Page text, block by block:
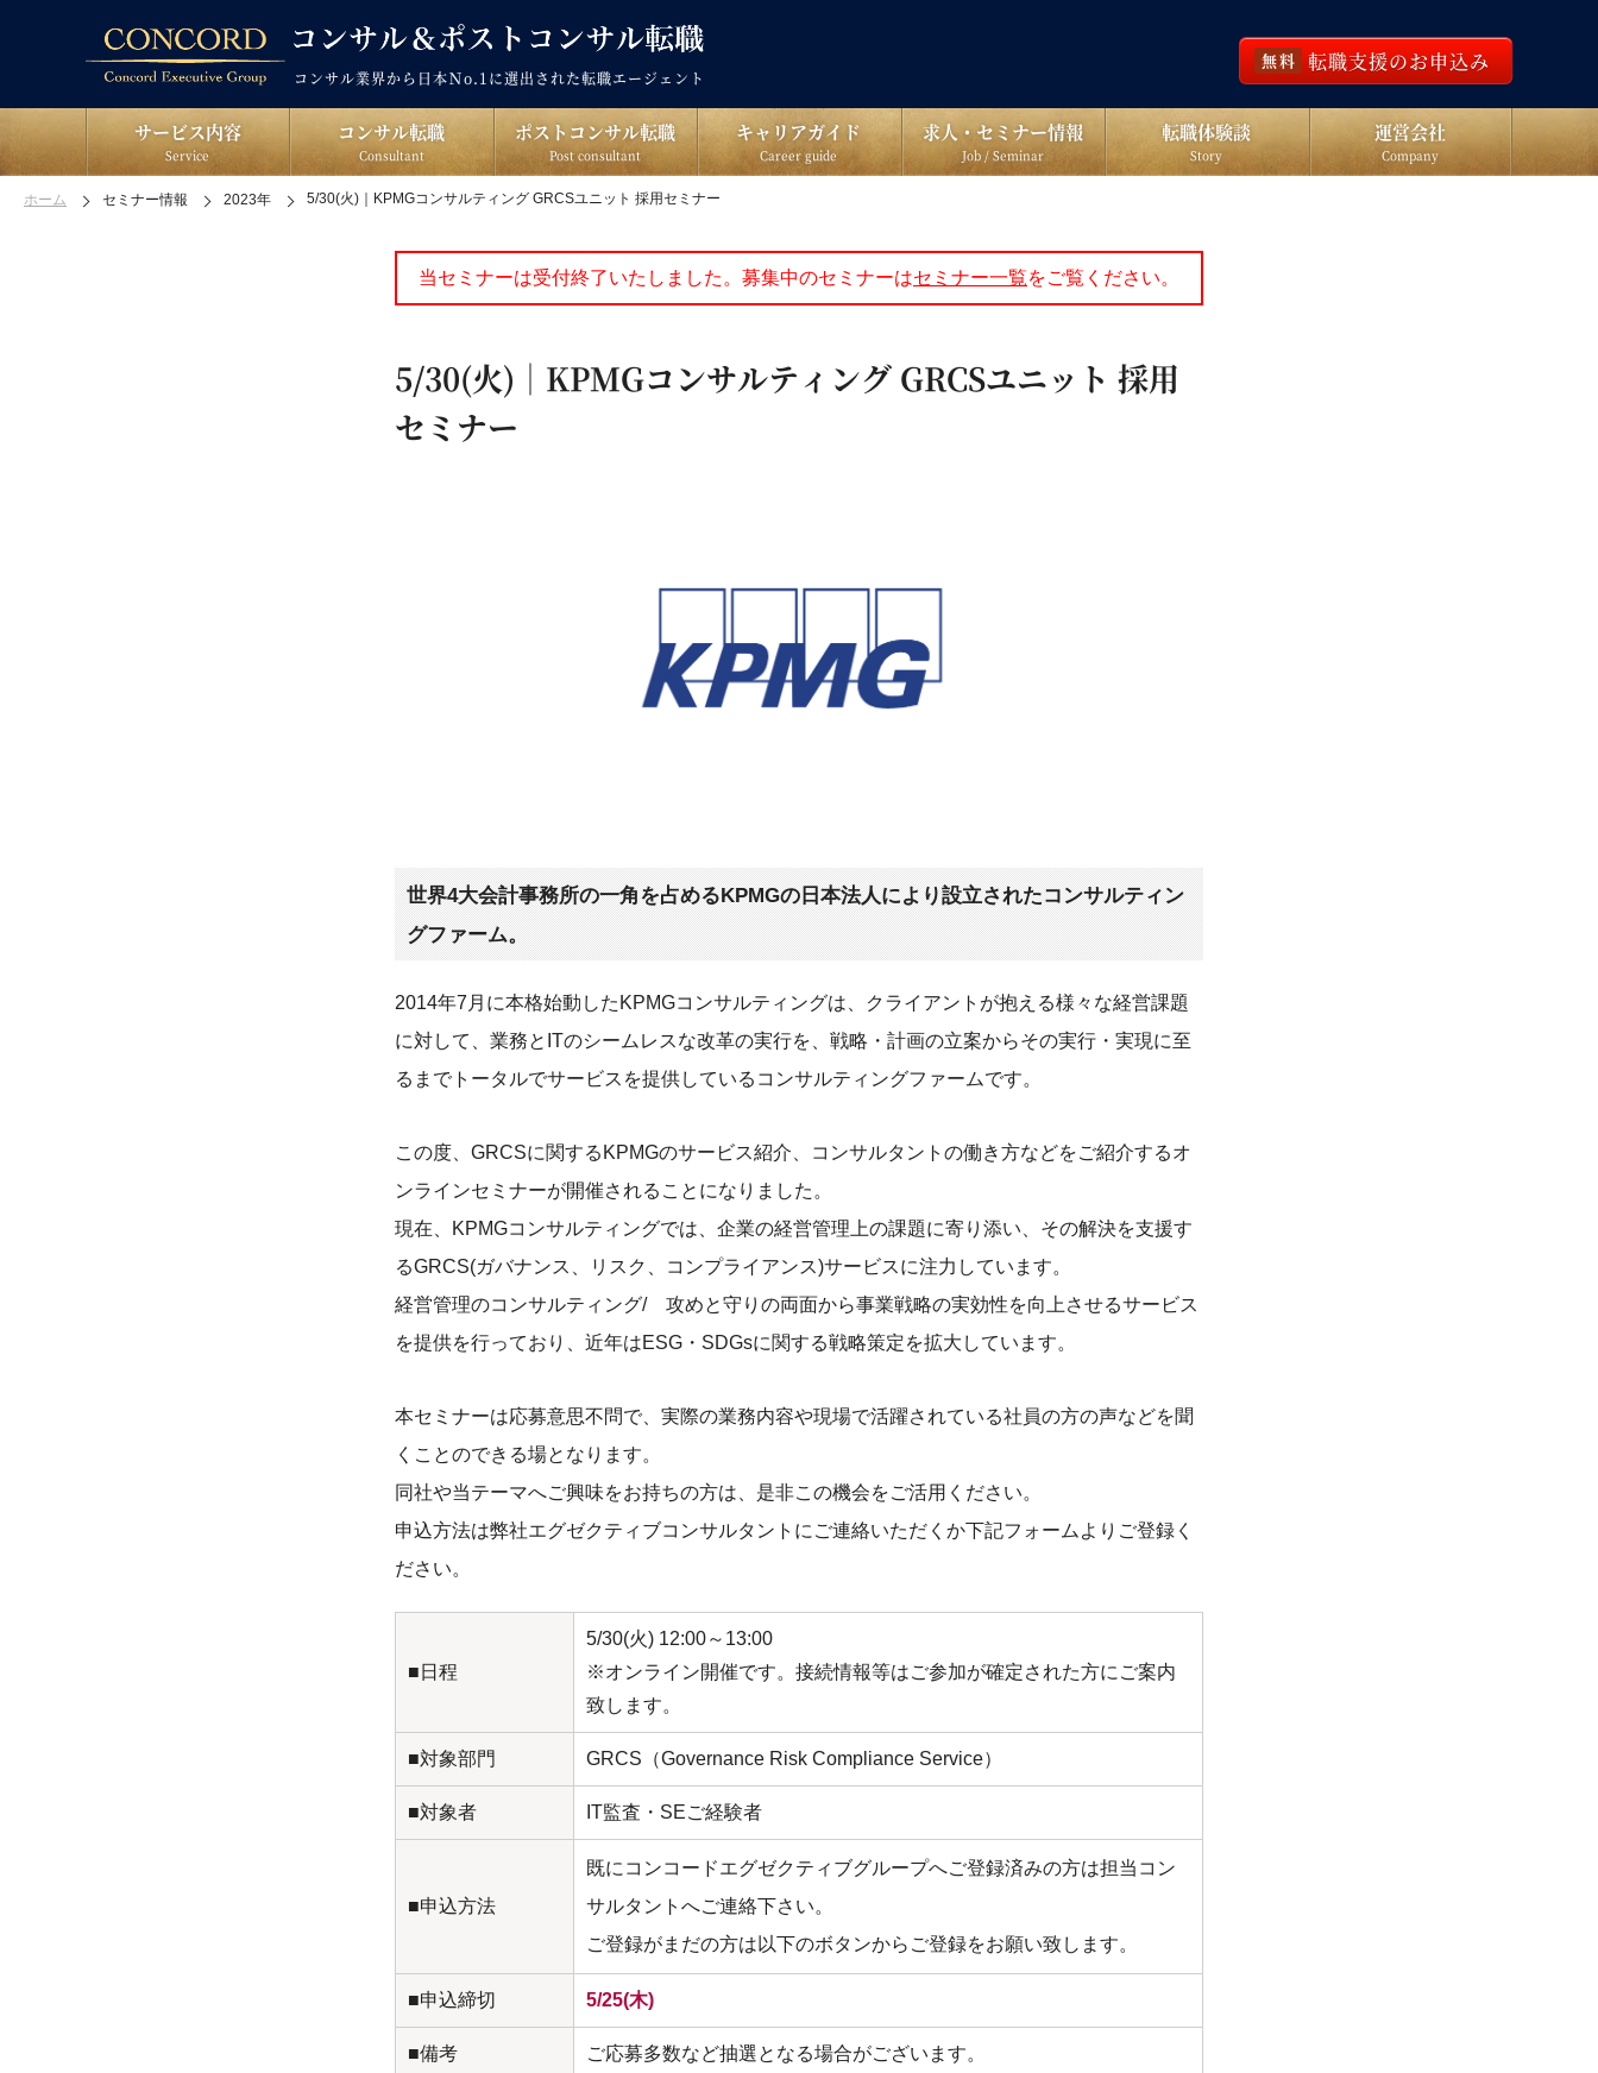
コンサル業界から日本Ｎo.1に選出された転職エージェント
無料 転職支援のお申込み
サービス内容
Service
コンサル転職
Consultant
ポストコンサル転職
Post consultant
キャリアガイド
Career guide
求人・セミナー情報
Job / Seminar
転職体験談
Story
運営会社
Company
ホーム セミナー情報 2023年 5/30(火)｜KPMGコンサルティング GRCSユニット 採用セミナー
当セミナーは受付終了いたしました。募集中のセミナーはセミナー一覧をご覧ください。
5/30(火)｜KPMGコンサルティング GRCSユニット 採用
セミナー
世界4大会計事務所の一角を占めるKPMGの日本法人により設立されたコンサルティン
グファーム。
2014年7月に本格始動したKPMGコンサルティングは、クライアントが抱える様々な経営課題
に対して、業務とITのシームレスな改革の実行を、戦略・計画の立案からその実行・実現に至
るまでトータルでサービスを提供しているコンサルティングファームです。
この度、GRCSに関するKPMGのサービス紹介、コンサルタントの働き方などをご紹介するオ
ンラインセミナーが開催されることになりました。
現在、KPMGコンサルティングでは、企業の経営管理上の課題に寄り添い、その解決を支援す
るGRCS(ガバナンス、リスク、コンプライアンス)サービスに注力しています。
経営管理のコンサルティング/ 攻めと守りの両面から事業戦略の実効性を向上させるサービス
を提供を行っており、近年はESG・SDGsに関する戦略策定を拡大しています。
本セミナーは応募意思不問で、実際の業務内容や現場で活躍されている社員の方の声などを聞
くことのできる場となります。
同社や当テーマへご興味をお持ちの方は、是非この機会をご活用ください。
申込方法は弊社エグゼクティブコンサルタントにご連絡いただくか下記フォームよりご登録く
ださい。
■日程
5/30(火) 12:00～13:00
※オンライン開催です。接続情報等はご参加が確定された方にご案内
致します。
■対象部門 GRCS（Governance Risk Compliance Service）
■対象者 IT監査・SEご経験者
■申込方法
既にコンコードエグゼクティブグループへご登録済みの方は担当コン
サルタントへご連絡下さい。
ご登録がまだの方は以下のボタンからご登録をお願い致します。
■申込締切 5/25(木)
■備考 ご応募多数など抽選となる場合がございます。